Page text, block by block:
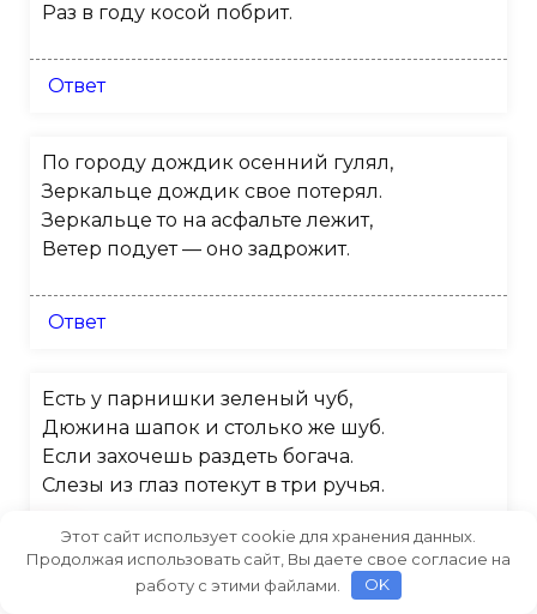
Раз в году косой побрит.
Ответ
По городу дождик осенний гулял,
Зеркальце дождик свое потерял.
Зеркальце то на асфальте лежит,
Ветер подует — оно задрожит.
Ответ
Есть у парнишки зеленый чуб,
Дюжина шапок и столько же шуб.
Если захочешь раздеть богача.
Слезы из глаз потекут в три ручья.
Ответ
Этот сайт использует cookie для хранения данных.
Продолжая использовать сайт, Вы даете свое согласие на
работу с этими файлами.
OK